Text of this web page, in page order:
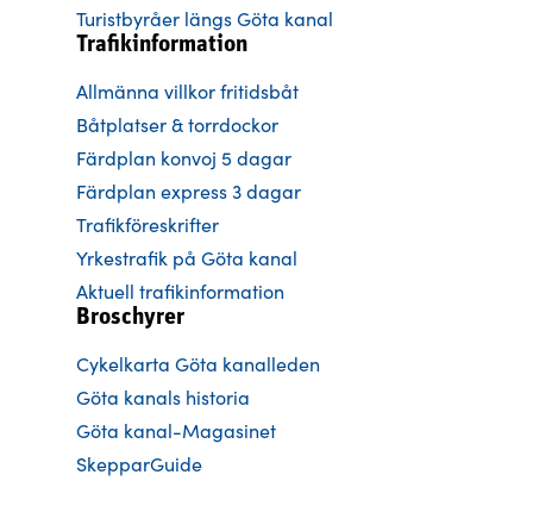
Turistbyråer längs Göta kanal
Trafikinformation
Allmänna villkor fritidsbåt
Båtplatser & torrdockor
Färdplan konvoj 5 dagar
Färdplan express 3 dagar
Trafikföreskrifter
Yrkestrafik på Göta kanal
Aktuell trafikinformation
Broschyrer
Cykelkarta Göta kanalleden
Göta kanals historia
Göta kanal-Magasinet
SkepparGuide